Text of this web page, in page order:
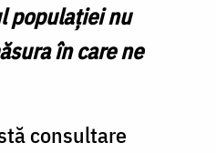
populaţiei nu
în care ne
consultare